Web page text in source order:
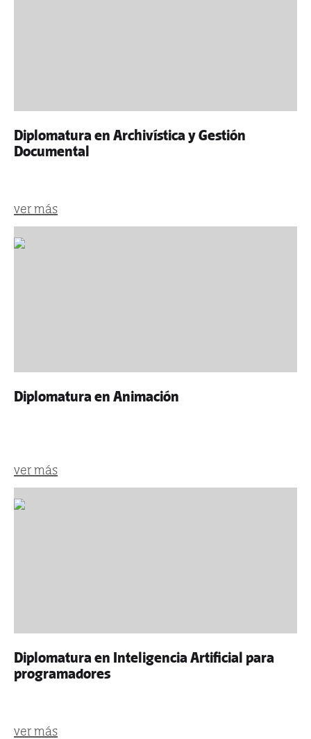
Diplomatura en Archivística y Gestión
Documental
ver más
Diplomatura en Animación
ver más
Diplomatura en Inteligencia Artificial para
programadores
ver más